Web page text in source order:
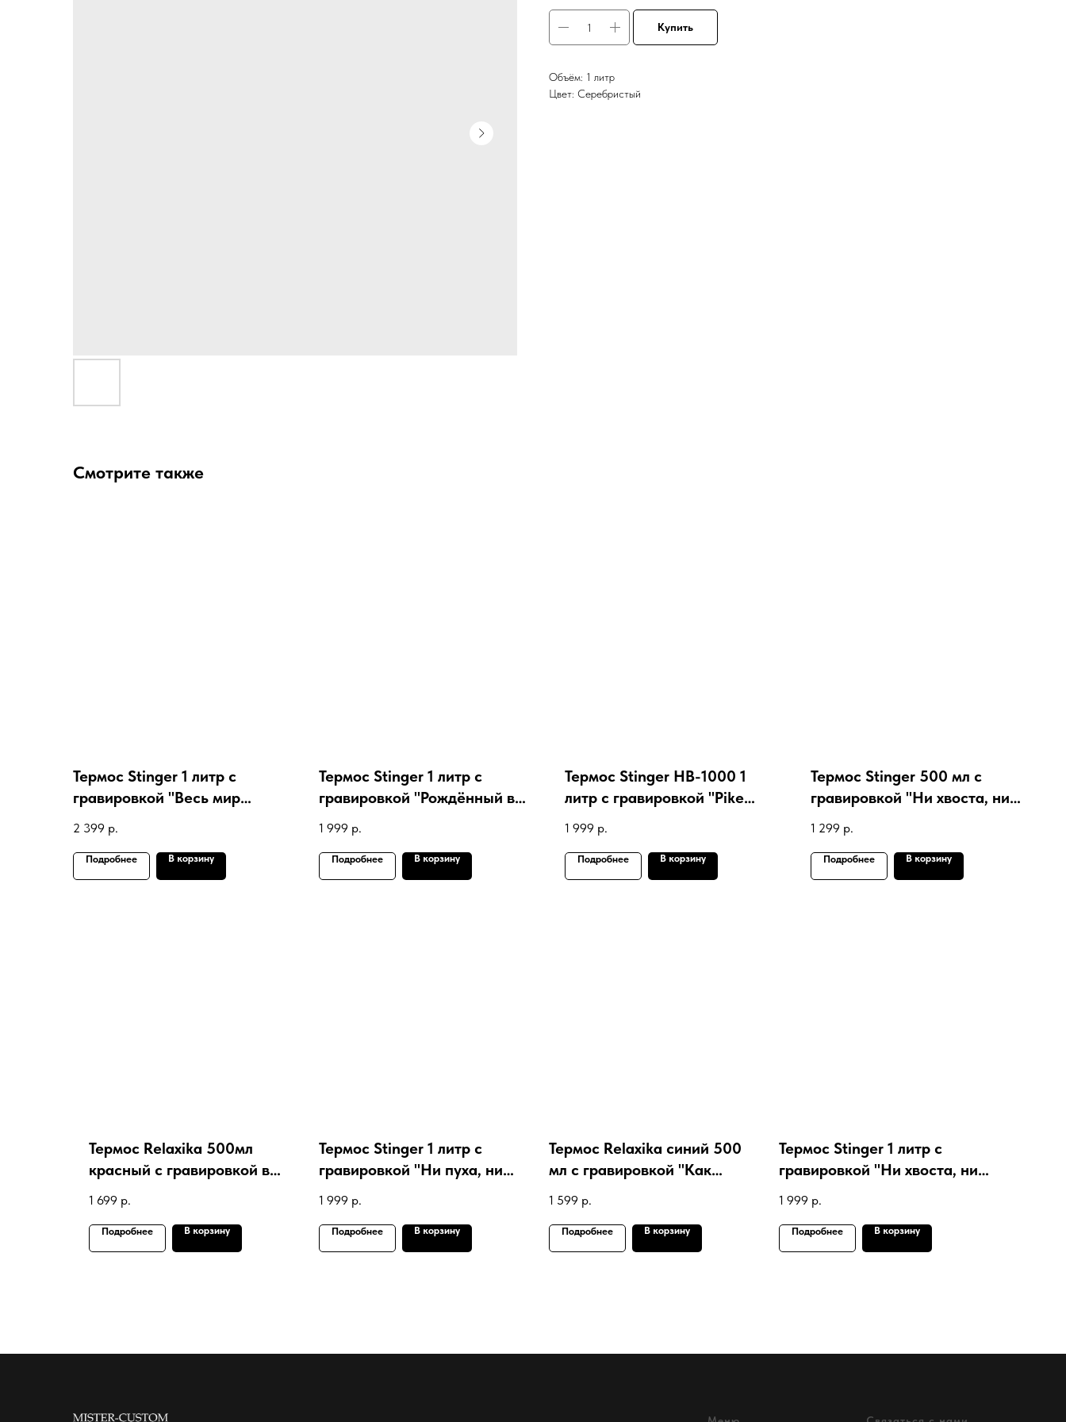
Купить
Объём: 1 литр
Цвет: Серебристый
Смотрите также
Термос Stinger 1 литр с
гравировкой "Весь мир
против, а нас рать!"
2 399 р.
Подробнее В корзину
Термос Stinger 1 литр с
гравировкой "Рождённый в
СССР"
1 999 р.
Подробнее В корзину
Термос Stinger HB-1000 1
литр с гравировкой "Pike
Hunter"
1 999 р.
Подробнее В корзину
Термос Stinger 500 мл с
гравировкой "Ни хвоста, ни
чешуи"
1 299 р.
Подробнее В корзину
Термос Relaxika 500мл
красный с гравировкой в
подарок болельщику ФК
Спартак
1 699 р.
Подробнее В корзину
Термос Stinger 1 литр с
гравировкой "Ни пуха, ни
пера!"
1 999 р.
Подробнее В корзину
Термос Relaxika синий 500
мл с гравировкой "Как
говорил наш ..."
1 599 р.
Подробнее В корзину
Термос Stinger 1 литр с
гравировкой "Ни хвоста, ни
чешуи!" (L)
1 999 р.
Подробнее В корзину